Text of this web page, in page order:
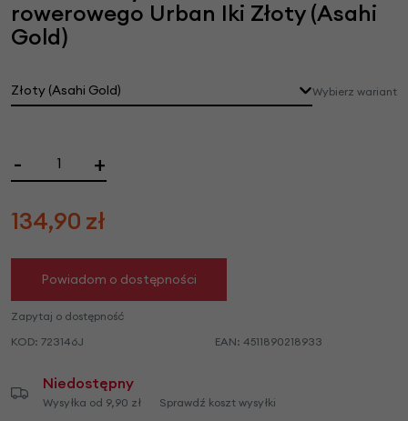
rowerowego Urban Iki Złoty (Asahi
Gold)
Złoty (Asahi Gold) Wybierz wariant
- +
134,90 zł
Powiadom o dostępności
Zapytaj o dostępność
KOD: 723146J EAN: 4511890218933
Niedostępny
Wysyłka od 9,90 zł Sprawdź koszt wysyłki